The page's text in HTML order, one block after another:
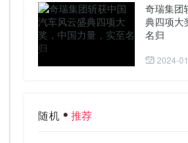
奇瑞集团
典四项大
名归
2024-
随机 推荐